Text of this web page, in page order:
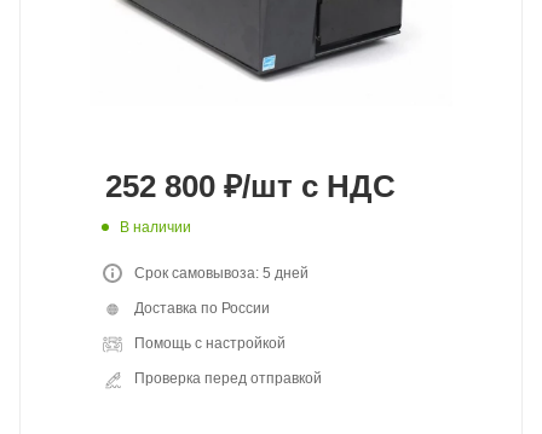
252 800 ₽/шт с НДС
В наличии
Срок самовывоза: 5 дней
Доставка по России
Помощь с настройкой
Проверка перед отправкой